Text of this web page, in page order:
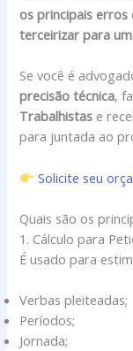
os principais erros
terceirizar para
Se você é
precisão técnica,
Trabalhistas e
para juntada ao
Solicite seu
Quais são os
1. Cálculo para
É usado para
Verbas pleiteadas;
Períodos;
Jornada;